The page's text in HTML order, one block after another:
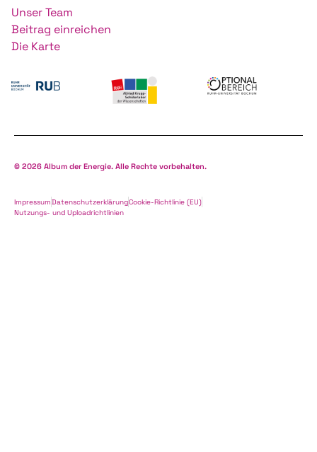
Unser Team
Beitrag einreichen
Die Karte
© 2026 Album der Energie. Alle Rechte vorbehalten.
ImpressumDatenschutzerklärungCookie-Richtlinie (EU)
Nutzungs- und Uploadrichtlinien